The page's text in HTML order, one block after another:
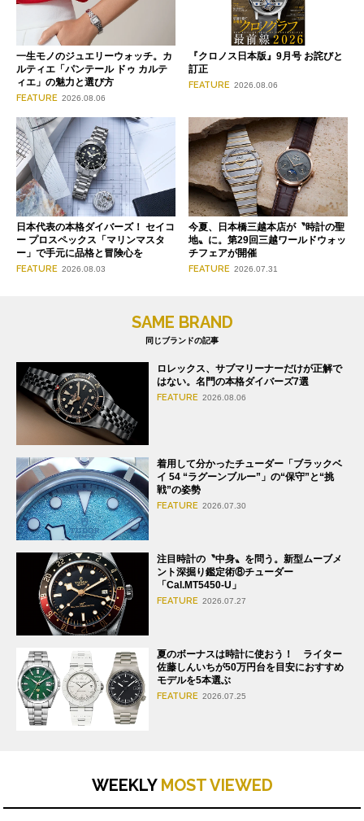
一生モノのジュエリーウォッチ。カ
ルティエ「パンテール ドゥ カルテ
ィエ」の魅力と選び方
FEATURE 2026.08.06
『クロノス日本版』9月号 お詫びと
訂正
FEATURE 2026.08.06
日本代表の本格ダイバーズ！ セイコ
ー プロスペックス「マリンマスタ
ー」で手元に品格と冒険心を
FEATURE 2026.08.03
今夏、日本橋三越本店が〝時計の聖
地〟に。第29回三越ワールドウォッ
チフェアが開催
FEATURE 2026.07.31
SAME BRAND
同じブランドの記事
ロレックス、サブマリーナーだけが正解で
はない。名門の本格ダイバーズ7選
FEATURE 2026.08.06
着用して分かったチューダー「ブラックベ
イ 54 “ラグーンブルー”」の“保守”と“挑
戦”の姿勢
FEATURE 2026.07.30
注目時計の〝中身〟を問う。新型ムーブメ
ント深掘り鑑定術⑧チューダー
「Cal.MT5450-U」
FEATURE 2026.07.27
夏のボーナスは時計に使おう！ ライター
佐藤しんいちが50万円台を目安におすすめ
モデルを5本選ぶ
FEATURE 2026.07.25
WEEKLY MOST VIEWED